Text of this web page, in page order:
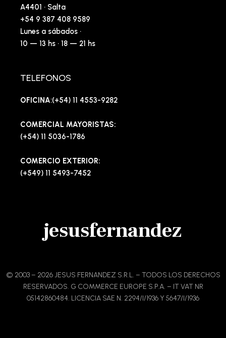
A4401 · Salta
+54 9 387 408 9589
Lunes a sábados ·
10 — 13 hs · 18 — 21 hs
TELEFONOS
OFICINA:(+54) 11 4553-9282
COMERCIAL MAYORISTAS:
(+54) 11 5036-1786
COMERCIO EXTERIOR:
(+549) 11 5493-7452
jesusfernandez
© 2003 – 2026 JESUS FERNANDEZ S.R.L. – TODOS LOS DERECHOS
RESERVADOS. G COMMERCE EUROPE S.P.A. – IT VAT NR
05142860484. LICENCIA SAE N. 2294/I/1936 Y 5647/I/1936